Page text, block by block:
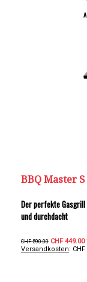
BBQ Master
Der perfekte
und durchdacht
CHF 590.00 CHF 449.00
Versandkosten: CHF